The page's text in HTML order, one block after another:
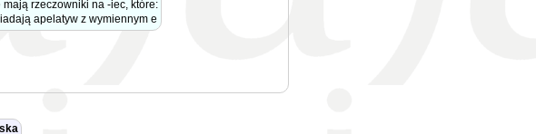
mają rzeczowniki na -iec, które:
apelatyw z wymiennym e